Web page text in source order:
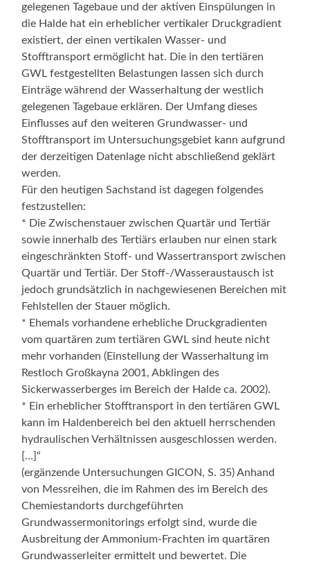
gelegenen Tagebaue und der aktiven Einspülungen in
die Halde hat ein erheblicher vertikaler Druckgradient
existiert, der einen vertikalen Wasser- und
Stofftransport ermöglicht hat. Die in den tertiären
GWL festgestellten Belastungen lassen sich durch
Einträge während der Wasserhaltung der westlich
gelegenen Tagebaue erklären. Der Umfang dieses
Einflusses auf den weiteren Grundwasser- und
Stofftransport im Untersuchungsgebiet kann aufgrund
der derzeitigen Datenlage nicht abschließend geklärt
werden.
Für den heutigen Sachstand ist dagegen folgendes
festzustellen:
* Die Zwischenstauer zwischen Quartär und Tertiär
sowie innerhalb des Tertiärs erlauben nur einen stark
eingeschränkten Stoff- und Wassertransport zwischen
Quartär und Tertiär. Der Stoff-/Wasseraustausch ist
jedoch grundsätzlich in nachgewiesenen Bereichen mit
Fehlstellen der Stauer möglich.
* Ehemals vorhandene erhebliche Druckgradienten
vom quartären zum tertiären GWL sind heute nicht
mehr vorhanden (Einstellung der Wasserhaltung im
Restloch Großkayna 2001, Abklingen des
Sickerwasserberges im Bereich der Halde ca. 2002).
* Ein erheblicher Stofftransport in den tertiären GWL
kann im Haldenbereich bei den aktuell herrschenden
hydraulischen Verhältnissen ausgeschlossen werden.
[…]“
(ergänzende Untersuchungen GICON, S. 35) Anhand
von Messreihen, die im Rahmen des im Bereich des
Chemiestandorts durchgeführten
Grundwassermonitorings erfolgt sind, wurde die
Ausbreitung der Ammonium-Frachten im quartären
Grundwasserleiter ermittelt und bewertet. Die